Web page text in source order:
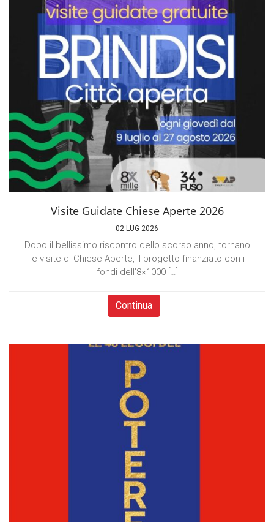
Visite Guidate Chiese Aperte 2026
02 LUG 2026
Dopo il bellissimo riscontro dello scorso anno, tornano
le visite di Chiese Aperte, il progetto finanziato con i
fondi dell’8×1000 […]
Continua